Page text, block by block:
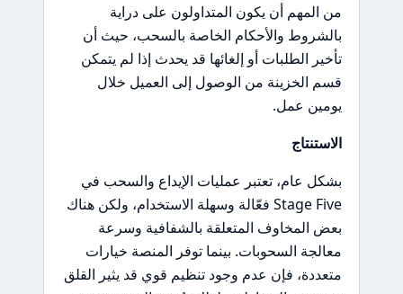
من المهم أن يكون المتداولون على دراية
بالشروط والأحكام الخاصة بالسحب، حيث أن
تأخير الطلبات أو إلغائها قد يحدث إذا لم يتمكن
قسم الخزينة من الوصول إلى العميل خلال
يومين عمل.
الاستنتاج
بشكل عام، تعتبر عمليات الإيداع والسحب في
Stage Five فعّالة وسهلة الاستخدام، ولكن هناك
بعض المخاوف المتعلقة بالشفافية وسرعة
معالجة السحوبات. بينما توفر المنصة خيارات
متعددة، فإن عدم وجود تنظيم قوي قد يثير القلق